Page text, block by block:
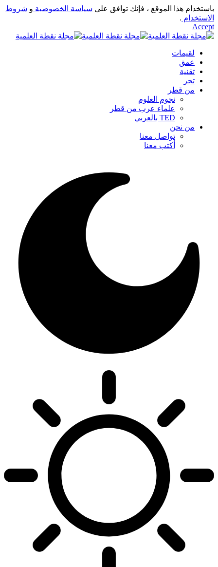
باستخدام هذا الموقع ، فإنك توافق على سياسة الخصوصية و شروط
الاستخدام .
Accept
لقيمات
عمق
تقنية
تحر
من قطر
نجوم العلوم
علماء عرب من قطر
TED بالعربي
من نحن
تواصل معنا
أكتب معنا